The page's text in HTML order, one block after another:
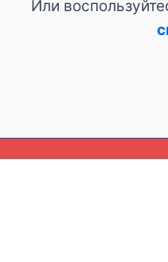
Или